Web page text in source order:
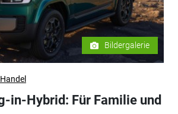
Bildergalerie
in-Hybrid: Für Familie und